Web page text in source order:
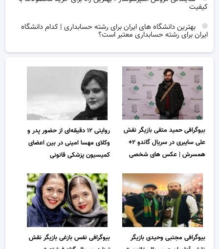
کیفیت
بهترین دانشگاه های ایران برای رشته حسابداری | کدام دانشگاه
ایران برای رشته حسابداری معتبر است؟
بیوگرافی حمید متقی بازیگر نقش
علی سایبری در سریال گاندو ۲+
همسرش | عکس های شخصی
روایتی ١٢ دقیقه‌ای از حضور پدر و
وکلای مهسا امینی در بین اعضای
کمیسیون پزشکی قانونی
بیوگرافی مجتبی وحیدی بازیگر
بیوگرافی نفس بازغی بازیگر نقش